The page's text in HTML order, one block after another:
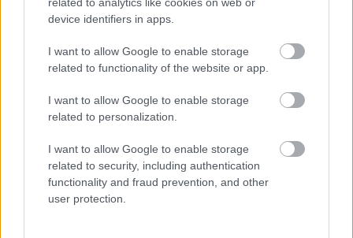
device identifiers in apps.
I want to allow Google to enable storage
related to functionality of the website or app.
I want to allow Google to enable storage
related to personalization.
I want to allow Google to enable storage
related to security, including authentication
functionality and fraud prevention, and other
user protection.
EN DEĞERLI TOP 5